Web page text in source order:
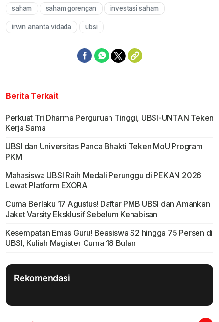
saham saham gorengan investasi saham
irwin ananta vidada ubsi
Berita Terkait
Perkuat Tri Dharma Perguruan Tinggi, UBSI-UNTAN Teken
Kerja Sama
UBSI dan Universitas Panca Bhakti Teken MoU Program
PKM
Mahasiswa UBSI Raih Medali Perunggu di PEKAN 2026
Lewat Platform EXORA
Cuma Berlaku 17 Agustus! Daftar PMB UBSI dan Amankan
Jaket Varsity Eksklusif Sebelum Kehabisan
Kesempatan Emas Guru! Beasiswa S2 hingga 75 Persen di
UBSI, Kuliah Magister Cuma 18 Bulan
Rekomendasi